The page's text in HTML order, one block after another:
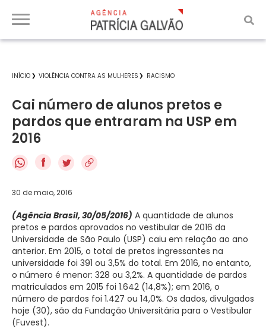
INÍCIO VIOLÊNCIA CONTRA AS MULHERES RACISMO
Cai número de alunos pretos e
pardos que entraram na USP em
2016
f
30 de maio, 2016
(Agência Brasil, 30/05/2016) A quantidade de alunos
pretos e pardos aprovados no vestibular de 2016 da
Universidade de São Paulo (USP) caiu em relação ao ano
anterior. Em 2015, o total de pretos ingressantes na
universidade foi 391 ou 3,5% do total. Em 2016, no entanto,
o número é menor: 328 ou 3,2%. A quantidade de pardos
matriculados em 2015 foi 1.642 (14,8%); em 2016, o
número de pardos foi 1.427 ou 14,0%. Os dados, divulgados
hoje (30), são da Fundação Universitária para o Vestibular
(Fuvest).